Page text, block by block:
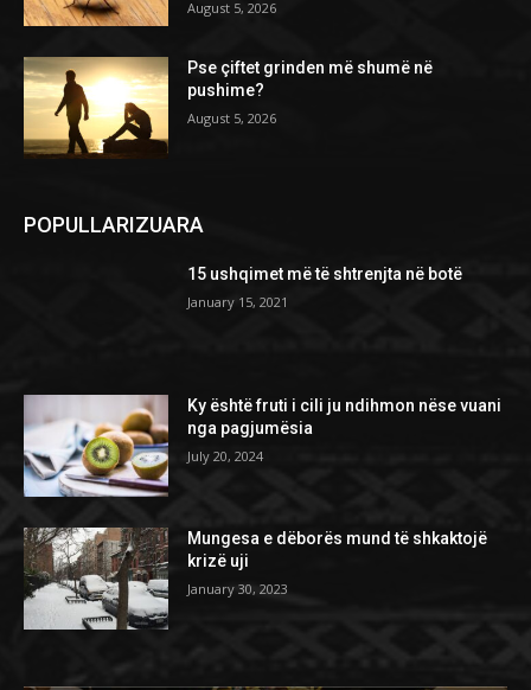
August 5, 2026
Pse çiftet grinden më shumë në
pushime?
August 5, 2026
POPULLARIZUARA
15 ushqimet më të shtrenjta në botë
January 15, 2021
Ky është fruti i cili ju ndihmon nëse vuani
nga pagjumësia
July 20, 2024
Mungesa e dëborës mund të shkaktojë
krizë uji
January 30, 2023